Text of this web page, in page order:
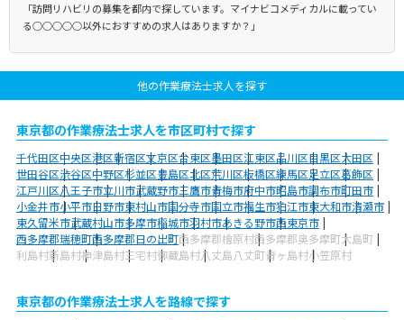
「訪問リハビリの募集を都内で探しています。マイナビコメディカルに載ってい
る○○○○○以外におすすめの求人はありますか？」
他の作業療法士求人を探す
東京都の作業療法士求人を市区町村で探す
千代田区中央区港区新宿区文京区台東区墨田区江東区品川区目黒区大田区
世田谷区渋谷区中野区杉並区豊島区北区荒川区板橋区練馬区足立区葛飾区
江戸川区八王子市立川市武蔵野市三鷹市青梅市府中市昭島市調布市町田市
小金井市小平市日野市東村山市国分寺市国立市福生市狛江市東大和市清瀬市
東久留米市武蔵村山市多摩市稲城市羽村市あきる野市西東京市
西多摩郡瑞穂町西多摩郡日の出町西多摩郡檜原村西多摩郡奥多摩町大島町
利島村新島村神津島村三宅村御蔵島村八丈島八丈町青ヶ島村小笠原村
東京都の作業療法士求人を路線で探す